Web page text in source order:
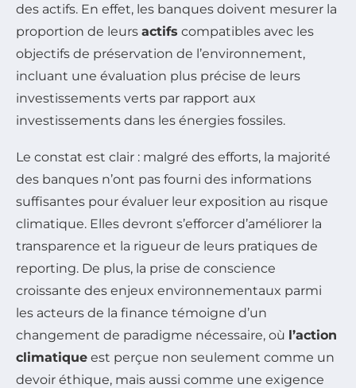
des actifs. En effet, les banques doivent mesurer la
proportion de leurs actifs compatibles avec les
objectifs de préservation de l’environnement,
incluant une évaluation plus précise de leurs
investissements verts par rapport aux
investissements dans les énergies fossiles.
Le constat est clair : malgré des efforts, la majorité
des banques n’ont pas fourni des informations
suffisantes pour évaluer leur exposition au risque
climatique. Elles devront s’efforcer d’améliorer la
transparence et la rigueur de leurs pratiques de
reporting. De plus, la prise de conscience
croissante des enjeux environnementaux parmi
les acteurs de la finance témoigne d’un
changement de paradigme nécessaire, où l’action
climatique est perçue non seulement comme un
devoir éthique, mais aussi comme une exigence